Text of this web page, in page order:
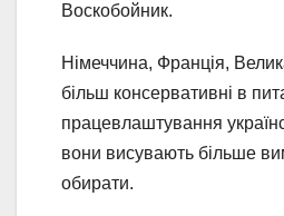
Воскобойник.
Німеччина, Франція,
більш консервативні в
працевлаштування
вони висувають більше
обирати.